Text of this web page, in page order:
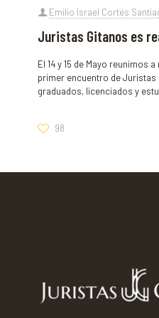
Emilio Israel Cortés
Juristas Gitanos es
El 14 y 15 de Mayo reunimos
primer encuentro de Juristas
graduados, licenciados y
98